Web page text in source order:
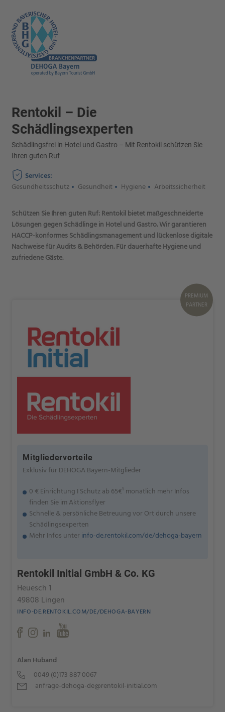
PREMIUM
PARTNER
Mitgliedervorteile
Exklusiv für DEHOGA Bayern-Mitglieder
0 € Einrichtung I Schutz ab 65€¹ monatlich mehr Infos
finden Sie im Aktionsflyer
Schnelle & persönliche Betreuung vor Ort durch unsere
Schädlingsexperten
Mehr Infos unter info-de.rentokil.com/de/dehoga-bayern
Rentokil Initial GmbH & Co. KG
Heuesch 1
49808 Lingen
INFO-DE.RENTOKIL.COM/DE/DEHOGA-BAYERN
Alan Huband
0049 (0)173 887 0067
anfrage-dehoga-de@rentokil-initial.com
Rentokil – Die
Schädlingsexperten
Schädlingsfrei in Hotel und Gastro – Mit Rentokil schützen Sie
Ihren guten Ruf
Services:
Gesundheitsschutz
Gesundheit Hygiene Arbeitssicherheit
Schützen Sie Ihren guten Ruf: Rentokil bietet maßgeschneiderte
Lösungen gegen Schädlinge in Hotel und Gastro. Wir garantieren
HACCP-konformes Schädlingsmanagement und lückenlose digitale
Nachweise für Audits & Behörden. Für dauerhafte Hygiene und
zufriedene Gäste.